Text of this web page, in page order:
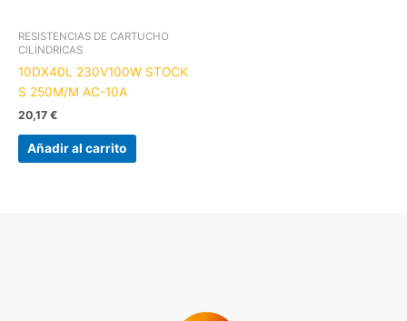
RESISTENCIAS DE CARTUCHO
CILINDRICAS
10DX40L 230V100W STOCK
S 250M/M AC-10A
20,17 €
Añadir al carrito